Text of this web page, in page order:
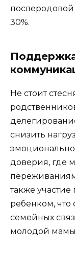
30%.
Не стоит
снизить
доверия, где
также участие
ребенком, что
семейных
молодой